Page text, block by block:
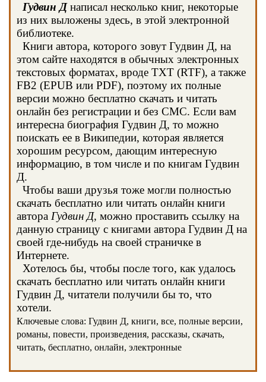
Гудвин Днаписал несколько книг, некоторые
из них выложены здесь, в этой электронной
библиотеке.
Книги автора, которого зовут Гудвин Д, на
этом сайте находятся в обычных электронных
текстовых форматах, вроде TXT (RTF), а также
FB2 (EPUB или PDF), поэтому их полные
версии можно бесплатно скачать и читать
онлайн без регистрации и без СМС. Если вам
интересна биография Гудвин Д, то можно
поискать ее в Википедии, которая является
хорошим ресурсом, дающим интересную
информацию, в том числе и по книгам Гудвин
Д.
Чтобы ваши друзья тоже могли полностью
скачать бесплатно или читать онлайн книги
автора Гудвин Д, можно проставить ссылку на
данную страницу с книгами автора Гудвин Д на
своей где-нибудь на своей страничке в
Интернете.
Хотелось бы, чтобы после того, как удалось
скачать бесплатно или читать онлайн книги
Гудвин Д, читатели получили бы то, что
хотели.
Ключевые слова: Гудвин Д, книги, все, полные версии,
романы, повести, произведения, рассказы, скачать,
читать, бесплатно, онлайн, электронные